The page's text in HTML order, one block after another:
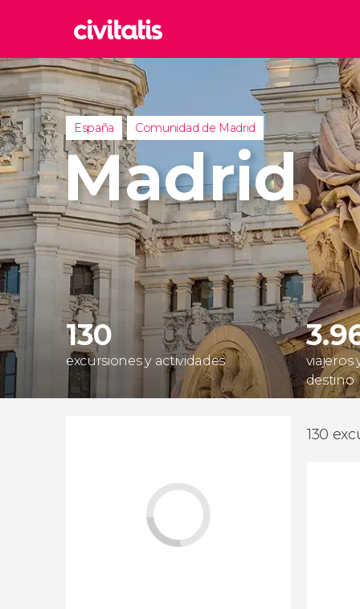
Italia
Reino
Reino
España Comunidad de Madrid
Madrid
130
excursiones y actividades
viajeros
destino
130